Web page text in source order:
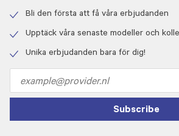
icon
Bli den första att få våra erbjudanden
icon
Upptäck våra senaste modeller och
Unika erbjudanden bara för dig!
address
Subscribe